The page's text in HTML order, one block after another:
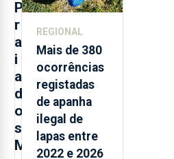
P
r
a
i
a
d
o
s
M
REGIONAL
Mais de 380
ocorrências
registadas
de apanha
ilegal de
lapas entre
2022 e 2026